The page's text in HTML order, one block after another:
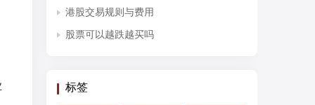
港股交易规则与费用
股票可以越跌越买吗
标签